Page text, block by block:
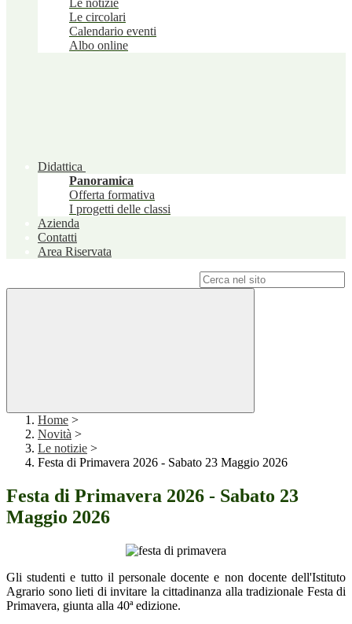
Le notizie
Le circolari
Calendario eventi
Albo online
Didattica
Panoramica
Offerta formativa
I progetti delle classi
Azienda
Contatti
Area Riservata
Home >
Novità >
Le notizie >
Festa di Primavera 2026 - Sabato 23 Maggio 2026
Festa di Primavera 2026 - Sabato 23
Maggio 2026
Gli studenti e tutto il personale docente e non docente dell'Istituto
Agrario sono lieti di invitare la cittadinanza alla tradizionale Festa di
Primavera, giunta alla 40ª edizione.